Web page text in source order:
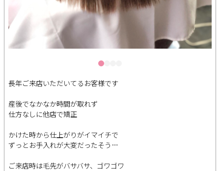
長年ご来店いただいてるお客様です
産後でなかなか時間が取れず
仕方なしに他店で矯正
かけた時から仕上がりがイマイチで
ずっとお手入れが大変だったそう…
ご来店時は毛先がバサバサ、ゴワゴワ